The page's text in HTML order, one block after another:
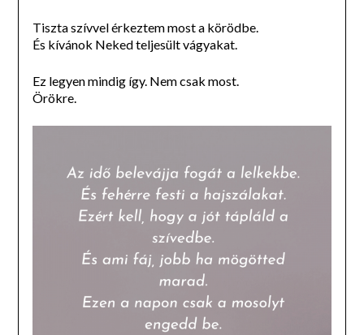
Tiszta szívvel érkeztem most a körödbe.
És kívánok Neked teljesült vágyakat.
Ez legyen mindig így. Nem csak most.
Örökre.